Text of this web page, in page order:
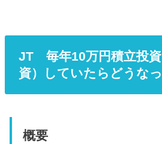
JT 毎年10万円積立投資
資）していたらどうな
概要